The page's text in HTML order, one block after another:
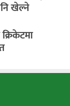
खेल्ने
क्रिकेटमा